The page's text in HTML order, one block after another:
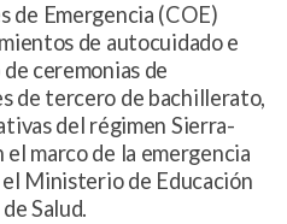
de Emergencia (COE)
de autocuidado e
ceremonias de
de tercero de bachillerato,
del régimen Sierra-
marco de la emergencia
Ministerio de Educación
Salud.